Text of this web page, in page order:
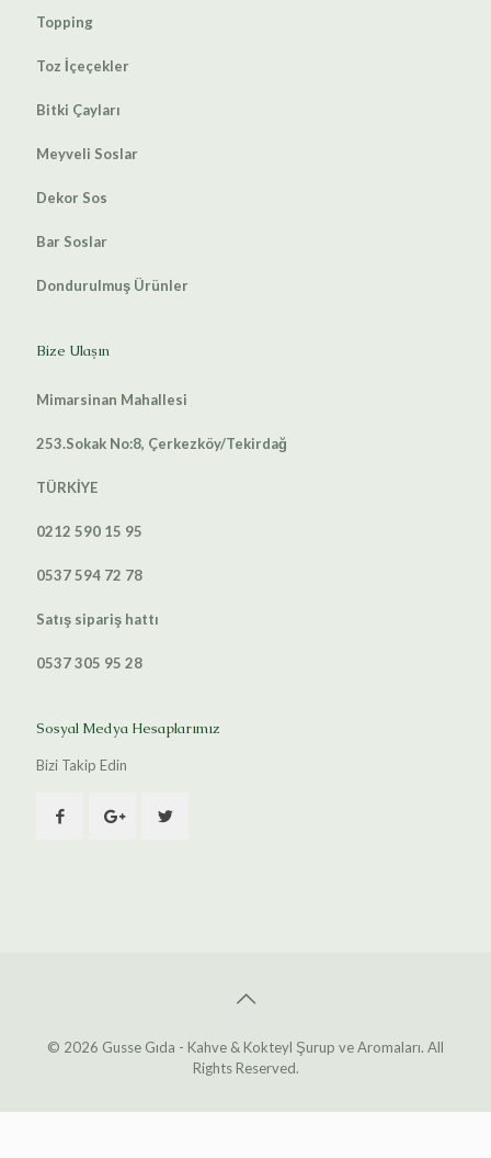
Topping
Toz İçeçekler
Bitki Çayları
Meyveli Soslar
Dekor Sos
Bar Soslar
Dondurulmuş Ürünler
Bize Ulaşın
Mimarsinan Mahallesi
253.Sokak No:8, Çerkezköy/Tekirdağ
TÜRKİYE
0212 590 15 95
0537 594 72 78
Satış sipariş hattı
0537 305 95 28
Sosyal Medya Hesaplarımız
Bizi Takip Edin
© 2026 Gusse Gıda - Kahve & Kokteyl Şurup ve Aromaları. All
Rights Reserved.